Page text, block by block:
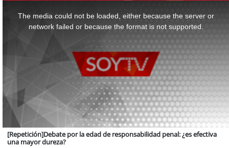
The media could not be loaded, either because the server or
network failed or because the format is not supported.
[Repetición]Debate por la edad de responsabilidad penal: ¿es efectiva
una mayor dureza?